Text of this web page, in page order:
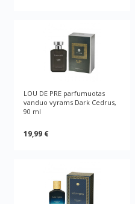
LOU DE PRE parfumuotas
vanduo vyrams Dark Cedrus,
90 ml
19,99 €